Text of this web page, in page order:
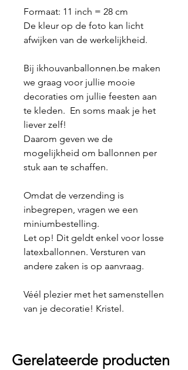
Formaat: 11 inch = 28 cm
De kleur op de foto kan licht
afwijken van de werkelijkheid.
Bij ikhouvanballonnen.be maken
we graag voor jullie mooie
decoraties om jullie feesten aan
te kleden. En soms maak je het
liever zelf!
Daarom geven we de
mogelijkheid om ballonnen per
stuk aan te schaffen.
Omdat de verzending is
inbegrepen, vragen we een
miniumbestelling.
Let op! Dit geldt enkel voor losse
latexballonnen. Versturen van
andere zaken is op aanvraag.
Véél plezier met het samenstellen
van je decoratie! Kristel.
Gerelateerde producten